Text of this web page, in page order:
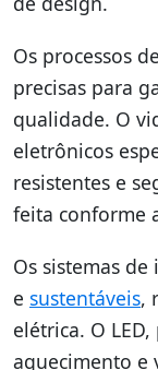
Os processos
precisas para
qualidade. O
eletrônicos
resistentes e
feita conforme
Os sistemas
e sustentáveis,
elétrica. O
aquecimento e